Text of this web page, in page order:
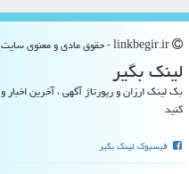
لینك بگیر
بک لینک ارزان و رپورتاژ آگهی ، آخرین
کنید
فیسبوک لینک بگیر